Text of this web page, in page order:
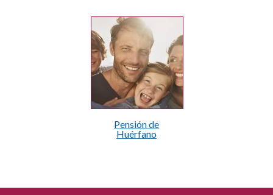
Pensión de
Huérfano